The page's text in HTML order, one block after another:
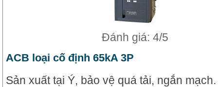
Đánh giá: 4/5
ACB loại cố định 65kA 3P
Sản xuất tại Ý, bảo vệ quá tải, ngắn